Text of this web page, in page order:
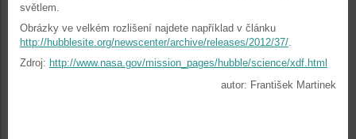
světlem.
Obrázky ve velkém rozlišení najdete například v článku
http://hubblesite.org/newscenter/archive/releases/2012/37/.
Zdroj: http://www.nasa.gov/mission_pages/hubble/science/xdf.html
autor: František Martinek